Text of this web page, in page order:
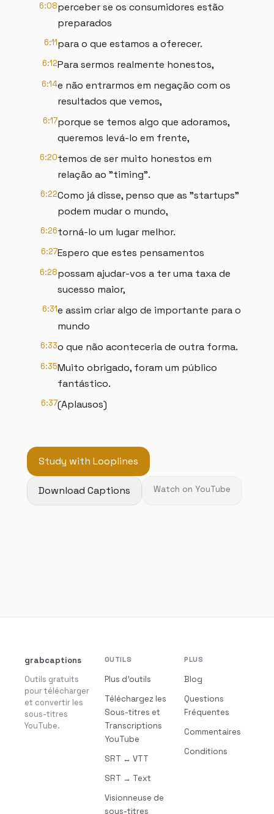
6:08perceber se os consumidores estão
preparados
6:11para o que estamos a oferecer.
6:12Para sermos realmente honestos,
6:14e não entrarmos em negação com os
resultados que vemos,
6:17porque se temos algo que adoramos,
queremos levá-lo em frente,
6:20temos de ser muito honestos em
relação ao "timing".
6:22Como já disse, penso que as "startups"
podem mudar o mundo,
6:26torná-lo um lugar melhor.
6:27Espero que estes pensamentos
6:28possam ajudar-vos a ter uma taxa de
sucesso maior,
6:31e assim criar algo de importante para o
mundo
6:33o que não aconteceria de outra forma.
6:35Muito obrigado, foram um público
fantástico.
6:37(Aplausos)
Study with Looplines
Download Captions Watch on YouTube
grabcaptions
Outils gratuits
pour télécharger
et convertir les
sous-titres
YouTube.
OUTILS
Plus d’outils
Téléchargez les
Sous-titres et
Transcriptions
YouTube
SRT ↔ VTT
SRT → Text
Visionneuse de
sous-titres
PLUS
Blog
Questions
Fréquentes
Commentaires
Conditions